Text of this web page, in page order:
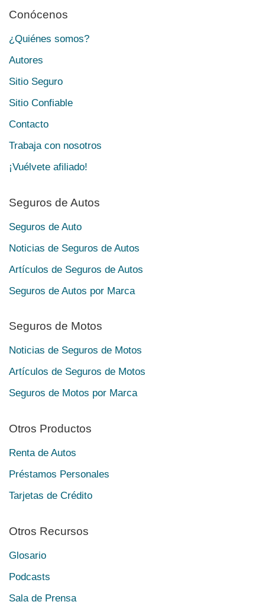
Conócenos
¿Quiénes somos?
Autores
Sitio Seguro
Sitio Confiable
Contacto
Trabaja con nosotros
¡Vuélvete afiliado!
Seguros de Autos
Seguros de Auto
Noticias de Seguros de Autos
Artículos de Seguros de Autos
Seguros de Autos por Marca
Seguros de Motos
Noticias de Seguros de Motos
Artículos de Seguros de Motos
Seguros de Motos por Marca
Otros Productos
Renta de Autos
Préstamos Personales
Tarjetas de Crédito
Otros Recursos
Glosario
Podcasts
Sala de Prensa